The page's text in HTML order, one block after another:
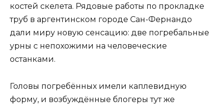
костей скелета. Рядовые работы по прокладке
труб в аргентинском городе Сан-Фернандо
дали миру новую сенсацию: две погребальные
урны с непохожими на человеческие
останками.
Головы погребённых имели каплевидную
форму, и возбуждённые блогеры тут же